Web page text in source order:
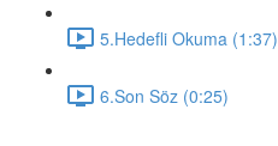
5.Hedefli Okuma (1:37)
6.Son Söz (0:25)